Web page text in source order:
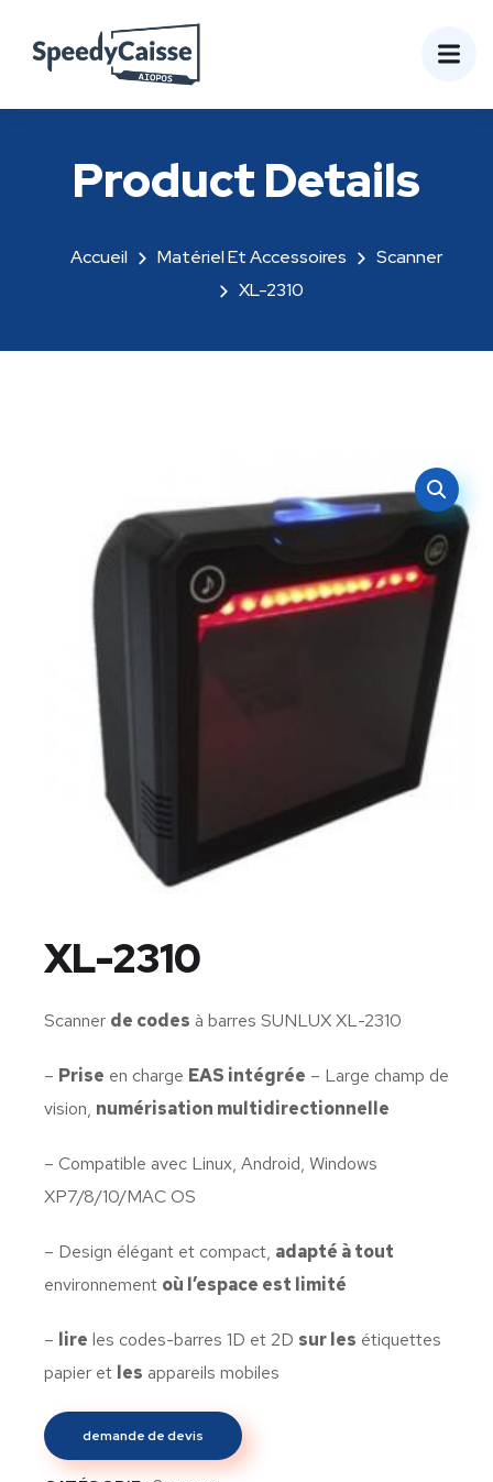
Product Details
Accueil Matériel Et Accessoires
Scanner
XL-2310
XL-2310
Scanner de codes à barres SUNLUX XL-2310
– Prise en charge EAS intégrée – Large champ de
vision, numérisation multidirectionnelle
– Compatible avec Linux, Android, Windows
XP7/8/10/MAC OS
– Design élégant et compact, adapté à tout
environnement où l’espace est limité
– lire les codes-barres 1D et 2D sur les étiquettes
papier et les appareils mobiles
demande de devis